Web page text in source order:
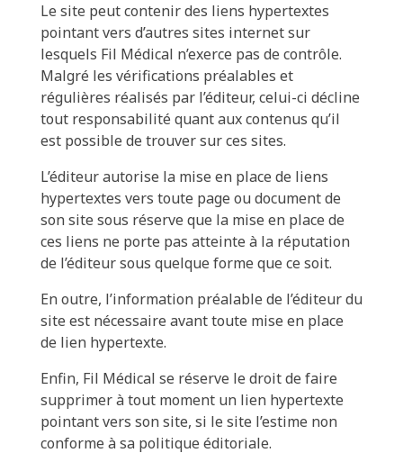
Le site peut contenir des liens hypertextes
pointant vers d’autres sites internet sur
lesquels Fil Médical n’exerce pas de contrôle.
Malgré les vérifications préalables et
régulières réalisés par l’éditeur, celui-ci décline
tout responsabilité quant aux contenus qu’il
est possible de trouver sur ces sites.
L’éditeur autorise la mise en place de liens
hypertextes vers toute page ou document de
son site sous réserve que la mise en place de
ces liens ne porte pas atteinte à la réputation
de l’éditeur sous quelque forme que ce soit.
En outre, l’information préalable de l’éditeur du
site est nécessaire avant toute mise en place
de lien hypertexte.
Enfin, Fil Médical se réserve le droit de faire
supprimer à tout moment un lien hypertexte
pointant vers son site, si le site l’estime non
conforme à sa politique éditoriale.